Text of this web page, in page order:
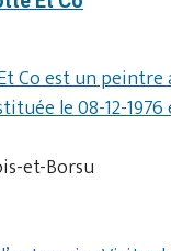
Co est un peintre
le 08-12-
et-Borsu